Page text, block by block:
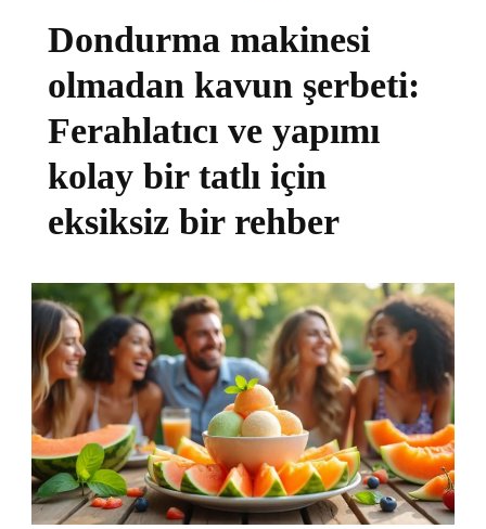
Dondurma makinesi
olmadan kavun şerbeti:
Ferahlatıcı ve yapımı
kolay bir tatlı için
eksiksiz bir rehber